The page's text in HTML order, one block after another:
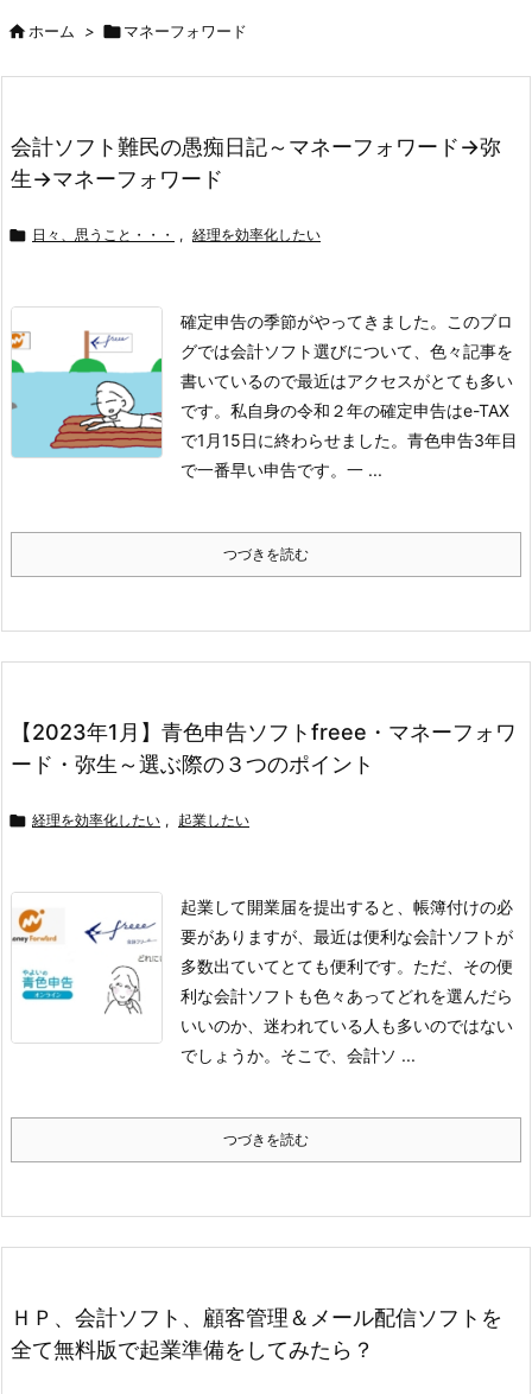
ホーム > マネーフォワード
会計ソフト難民の愚痴日記～マネーフォワード→弥
生→マネーフォワード
 日々、思うこと・・・ , 経理を効率化したい
確定申告の季節がやってきました。
このブロ
グでは会計ソフト選びについて、色々記事を
書いているので最近はアクセスがとても多い
です。 私自身の令和２年の確定申告はe-TAX
で1月15日に終わらせました。青色申告3年目
で一番早い申告です。一 ...
つづきを読む
【2023年1月】青色申告ソフトfreee・マネーフォワ
ード・弥生～選ぶ際の３つのポイント
 経理を効率化したい , 起業したい
起業して開業届を提出すると、帳簿付けの必
要がありますが、最近は便利な会計ソフトが
多数出ていてとても便利です。 ただ、その便
利な会計ソフトも色々あってどれを選んだら
いいのか、迷われている人も多いのではない
でしょうか。 そこで、会計ソ ...
つづきを読む
ＨＰ、会計ソフト、顧客管理＆メール配信ソフトを
全て無料版で起業準備をしてみたら？